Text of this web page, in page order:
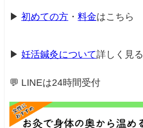
▶ 初めての方 ・ 料金はこちら
▶ 妊活鍼灸について詳しく見る
💬 LINEは24時間受付